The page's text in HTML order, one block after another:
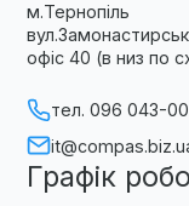
м.Тернопіль
офіс 40 (в низ по
тел. 096 043-
Графік